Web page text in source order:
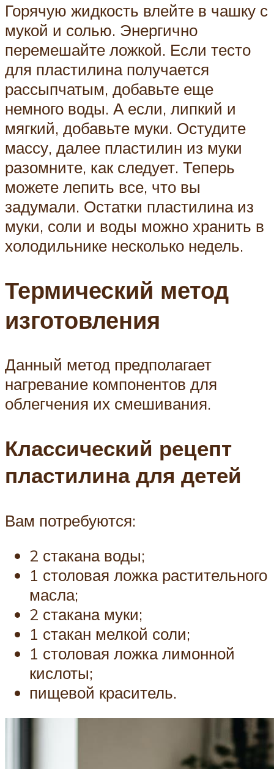
Горячую жидкость влейте в чашку с
мукой и солью. Энергично
перемешайте ложкой. Если тесто
для пластилина получается
рассыпчатым, добавьте еще
немного воды. А если, липкий и
мягкий, добавьте муки. Остудите
массу, далее пластилин из муки
разомните, как следует. Теперь
можете лепить все, что вы
задумали. Остатки пластилина из
муки, соли и воды можно хранить в
холодильнике несколько недель.
Термический метод
изготовления
Данный метод предполагает
нагревание компонентов для
облегчения их смешивания.
Классический рецепт
пластилина для детей
Вам потребуются:
2 стакана воды;
1 столовая ложка растительного
масла;
2 стакана муки;
1 стакан мелкой соли;
1 столовая ложка лимонной
кислоты;
пищевой краситель.